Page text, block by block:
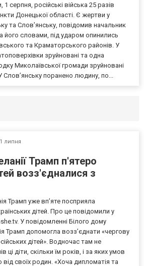
серпня, російські війська 25 разів
Донецької області. Є жертви у
та Слов’янську, повідомив начальник
його словами, під ударом опинились
та Краматорського районів. У
зруйновані та одна
Миколаївської громади зруйновані
Слов’янську поранено людину, по...
липня
Трамп п'ятеро
возз'єдналися з
Трамп уже впʼяте посприяла
дітей. Про це повідомили у
У повідомленні Білого дому
Трамп допомогла возз’єднати «чергову
дітей». Водночас там не
ці діти, скільки їм років, і за яких умов
своїх родин. «Хоча дипломатія та